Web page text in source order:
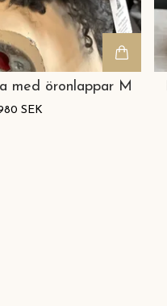
med öronlappar M
SEK